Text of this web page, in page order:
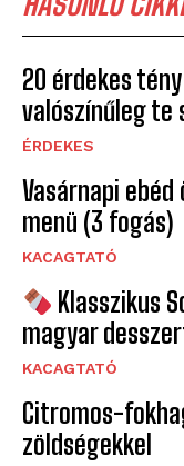
20 érdekes
valószínűleg te
ÉRDEKES
Vasárnapi
menü (3 fogás)
KACAGTATÓ
Klasszikus
magyar
KACAGTATÓ
Citromos-
zöldségekkel